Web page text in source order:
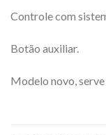
Controle com
Botão auxiliar.
Modelo novo,